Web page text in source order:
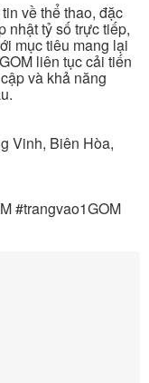
về thể thao, đặc
nhật tỷ số trực tiếp,
mục tiêu mang lại
liên tục cải tiến
và khả năng
Vinh, Biên Hòa,
#trangvao1GOM